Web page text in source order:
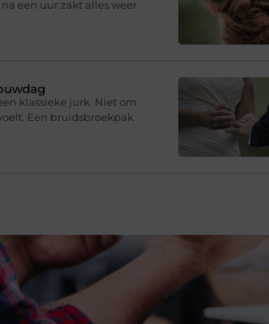
een uur zakt alles weer
klassieke jurk. Niet om
Een bruidsbroekpak